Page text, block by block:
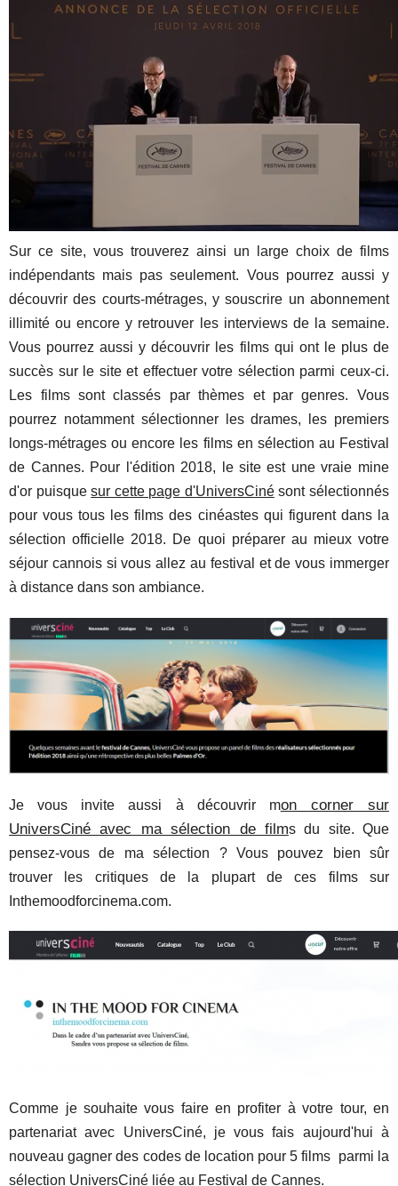
Sur ce site, vous trouverez ainsi un large choix de films
indépendants mais pas seulement. Vous pourrez aussi y
découvrir des courts-métrages, y souscrire un abonnement
illimité ou encore y retrouver les interviews de la semaine.
Vous pourrez aussi y découvrir les films qui ont le plus de
succès sur le site et effectuer votre sélection parmi ceux-ci.
Les films sont classés par thèmes et par genres. Vous
pourrez notamment sélectionner les drames, les premiers
longs-métrages ou encore les films en sélection au Festival
de Cannes. Pour l'édition 2018, le site est une vraie mine
d'or puisquesur cette page d'UniversCinésont sélectionnés
pour vous tous les films des cinéastes qui figurent dans la
sélection officielle 2018. De quoi préparer au mieux votre
séjour cannois si vous allez au festival et de vous immerger
à distance dans son ambiance.
Je vous invite aussi à découvrir mon corner sur
UniversCiné avec ma sélection de films du site. Que
pensez-vous de ma sélection ? Vous pouvez bien sûr
trouver les critiques de la plupart de ces films sur
Inthemoodforcinema.com.
Comme je souhaite vous faire en profiter à votre tour, en
partenariat avec UniversCiné, je vous fais aujourd'hui à
nouveau gagner des codes de location pour 5 films parmi la
sélection UniversCiné liée au Festival de Cannes.